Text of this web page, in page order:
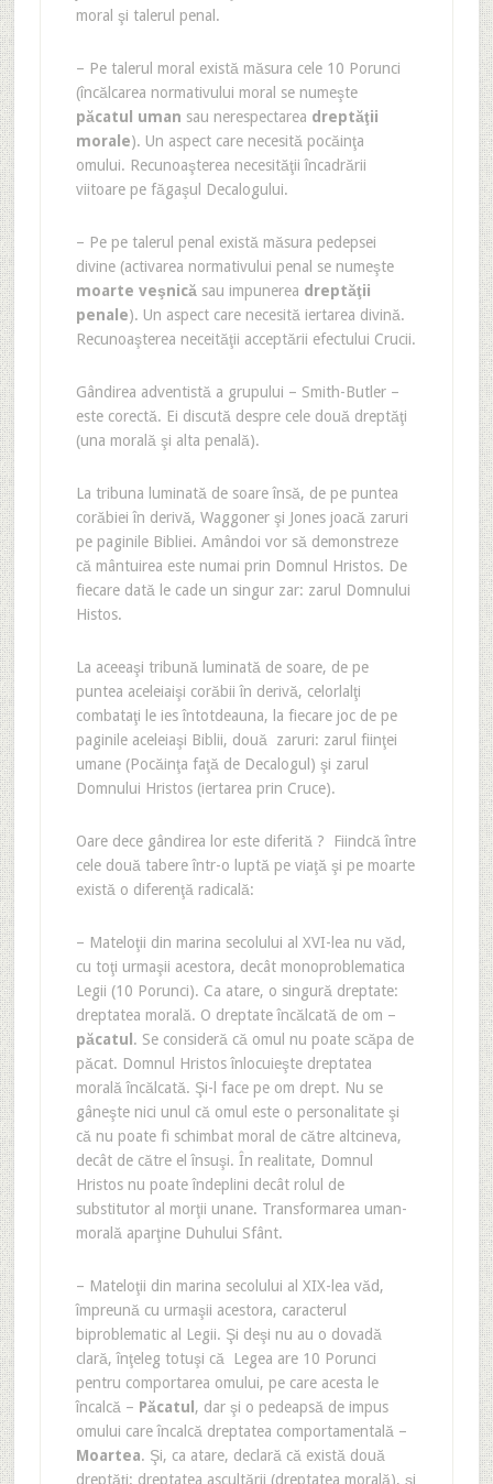
moral şi talerul penal.
– Pe talerul moral există măsura cele 10 Porunci
(încălcarea normativului moral se numeşte
păcatul uman sau nerespectarea dreptăţii
morale). Un aspect care necesită pocăinţa
omului. Recunoaşterea necesităţii încadrării
viitoare pe făgaşul Decalogului.
– Pe pe talerul penal există măsura pedepsei
divine (activarea normativului penal se numeşte
moarte veşnicăsau impunerea dreptăţii
penale). Un aspect care necesită iertarea divină.
Recunoaşterea neceităţii acceptării efectului Crucii.
Gândirea adventistă a grupului – Smith-Butler –
este corectă. Ei discută despre cele două dreptăţi
(una morală şi alta penală).
La tribuna luminată de soare însă, de pe puntea
corăbiei în derivă, Waggoner şi Jones joacă zaruri
pe paginile Bibliei. Amândoi vor să demonstreze
că mântuirea este numai prin Domnul Hristos. De
fiecare dată le cade un singur zar: zarul Domnului
Histos.
La aceeaşi tribună luminată de soare, de pe
puntea aceleiaişi corăbii în derivă, celorlalţi
combataţi le ies întotdeauna, la fiecare joc de pe
paginile aceleiaşi Biblii, două zaruri: zarul fiinţei
umane (Pocăinţa faţă de Decalogul) şi zarul
Domnului Hristos (iertarea prin Cruce).
Oare dece gândirea lor este diferită ? Fiindcă între
cele două tabere într-o luptă pe viaţă şi pe moarte
există o diferenţă radicală:
– Mateloţii din marina secolului al XVI-lea nu văd,
cu toţi urmaşii acestora, decât monoproblematica
Legii (10 Porunci). Ca atare, o singură dreptate:
dreptatea morală. O dreptate încălcată de om –
păcatul . Se consideră că omul nu poate scăpa de
păcat. Domnul Hristos înlocuieşte dreptatea
morală încălcată. Şi-l face pe om drept. Nu se
gâneşte nici unul că omul este o personalitate şi
că nu poate fi schimbat moral de către altcineva,
decât de către el însuşi. În realitate, Domnul
Hristos nu poate îndeplini decât rolul de
substitutor al morţii unane. Transformarea uman-
morală aparţine Duhului Sfânt.
– Mateloţii din marina secolului al XIX-lea văd,
împreună cu urmaşii acestora, caracterul
biproblematic al Legii. Şi deşi nu au o dovadă
clară, înţeleg totuşi că Legea are 10 Porunci
pentru comportarea omului, pe care acesta le
încalcă – Păcatul , dar şi o pedeapsă de impus
omului care încalcă dreptatea comportamentală –
Moartea. Şi, ca atare, declară că există două
dreptăţi: dreptatea ascultării (dreptatea morală), şi